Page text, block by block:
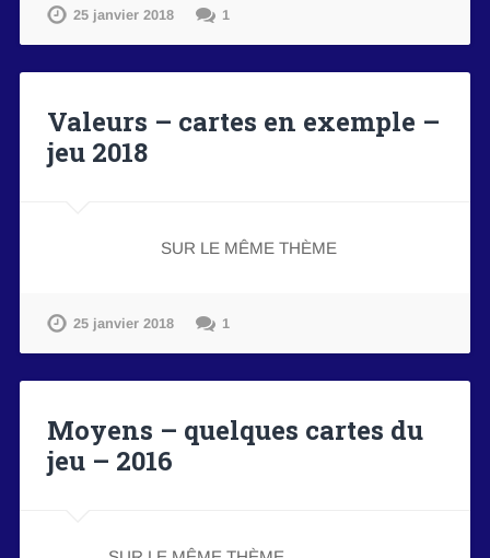
25 janvier 2018 1
Valeurs – cartes en exemple –
jeu 2018
SUR LE MÊME THÈME
25 janvier 2018 1
Moyens – quelques cartes du
jeu – 2016